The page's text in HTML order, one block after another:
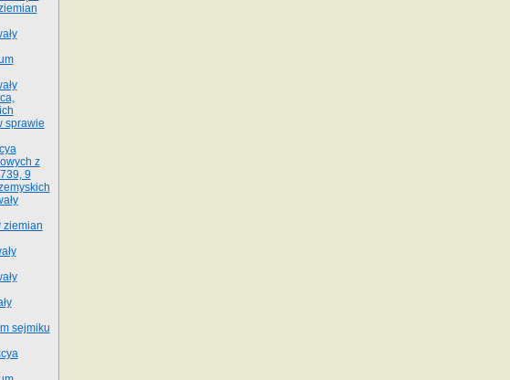
sprawie
z
9
ziemian
sejmiku